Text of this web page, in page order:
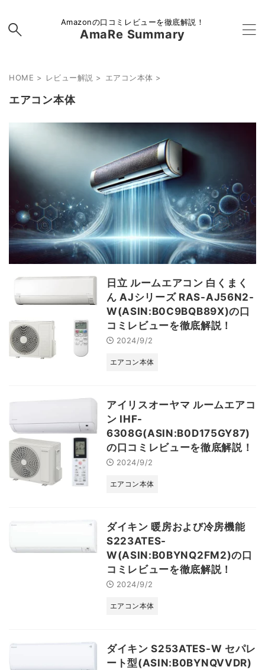
Amazonの口コミレビューを徹底解説！
AmaRe Summary
HOME > レビュー解説 > エアコン本体 >
エアコン本体
日立 ルームエアコン 白くまく
ん AJシリーズ RAS-AJ56N2-
W(ASIN:B0C9BQB89X)の口
コミレビューを徹底解説！
2024/9/2
エアコン本体
アイリスオーヤマ ルームエアコ
ン IHF-
6308G(ASIN:B0D175GY87)
の口コミレビューを徹底解説！
2024/9/2
エアコン本体
ダイキン 暖房および冷房機能
S223ATES-
W(ASIN:B0BYNQ2FM2)の口
コミレビューを徹底解説！
2024/9/2
エアコン本体
ダイキン S253ATES-W セパレ
ート型(ASIN:B0BYNQVVDR)